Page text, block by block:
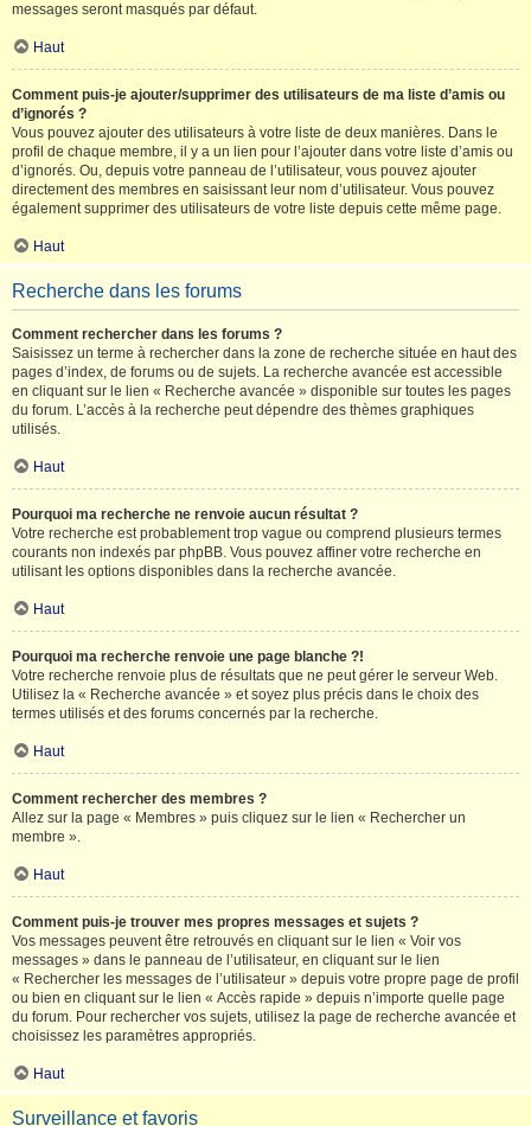
messages seront masqués par défaut.
Haut
Comment puis-je ajouter/supprimer des utilisateurs de ma liste d’amis ou
d’ignorés ?
Vous pouvez ajouter des utilisateurs à votre liste de deux manières. Dans le
profil de chaque membre, il y a un lien pour l’ajouter dans votre liste d’amis ou
d’ignorés. Ou, depuis votre panneau de l’utilisateur, vous pouvez ajouter
directement des membres en saisissant leur nom d’utilisateur. Vous pouvez
également supprimer des utilisateurs de votre liste depuis cette même page.
Haut
Recherche dans les forums
Comment rechercher dans les forums ?
Saisissez un terme à rechercher dans la zone de recherche située en haut des
pages d’index, de forums ou de sujets. La recherche avancée est accessible
en cliquant sur le lien « Recherche avancée » disponible sur toutes les pages
du forum. L’accès à la recherche peut dépendre des thèmes graphiques
utilisés.
Haut
Pourquoi ma recherche ne renvoie aucun résultat ?
Votre recherche est probablement trop vague ou comprend plusieurs termes
courants non indexés par phpBB. Vous pouvez affiner votre recherche en
utilisant les options disponibles dans la recherche avancée.
Haut
Pourquoi ma recherche renvoie une page blanche ?!
Votre recherche renvoie plus de résultats que ne peut gérer le serveur Web.
Utilisez la « Recherche avancée » et soyez plus précis dans le choix des
termes utilisés et des forums concernés par la recherche.
Haut
Comment rechercher des membres ?
Allez sur la page « Membres » puis cliquez sur le lien « Rechercher un
membre ».
Haut
Comment puis-je trouver mes propres messages et sujets ?
Vos messages peuvent être retrouvés en cliquant sur le lien « Voir vos
messages » dans le panneau de l’utilisateur, en cliquant sur le lien
« Rechercher les messages de l’utilisateur » depuis votre propre page de profil
ou bien en cliquant sur le lien « Accès rapide » depuis n’importe quelle page
du forum. Pour rechercher vos sujets, utilisez la page de recherche avancée et
choisissez les paramètres appropriés.
Haut
Surveillance et favoris